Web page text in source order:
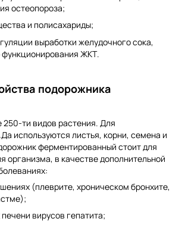
остеопороза;
и полисахариды;
выработки желудочного сока,
ЖКТ.
подорожника
ти видов растения. Для
используются листья, корни, семена и
ферментированный стоит для
организма, в качестве дополнительной
(плеврите, хроническом бронхите,
вирусов гепатита;